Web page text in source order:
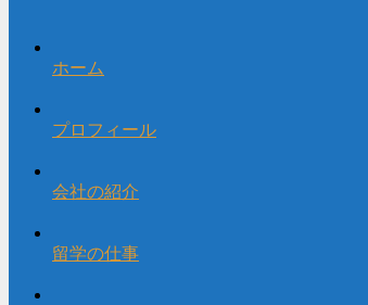
ホーム
プロフィール
会社の紹介
留学の仕事